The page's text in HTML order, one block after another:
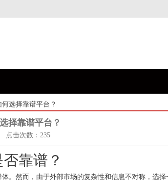
选择靠谱平台？
择靠谱平台？
点击次数：235
靠谱？
。然而，由于外部市场的复杂性和信息不对称，选择